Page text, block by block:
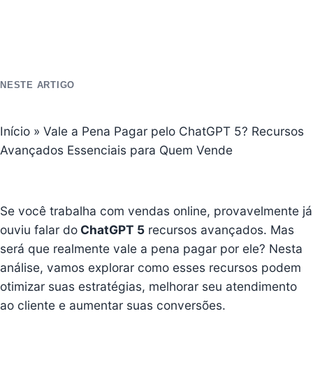
NESTE ARTIGO
Início » Vale a Pena Pagar pelo ChatGPT 5? Recursos
Avançados Essenciais para Quem Vende
Se você trabalha com vendas online, provavelmente já
ouviu falar do ChatGPT 5 recursos avançados. Mas
será que realmente vale a pena pagar por ele? Nesta
análise, vamos explorar como esses recursos podem
otimizar suas estratégias, melhorar seu atendimento
ao cliente e aumentar suas conversões.